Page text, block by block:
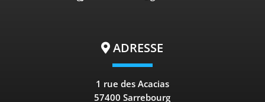
ADRESSE
1 rue des Acacias
57400 Sarrebourg